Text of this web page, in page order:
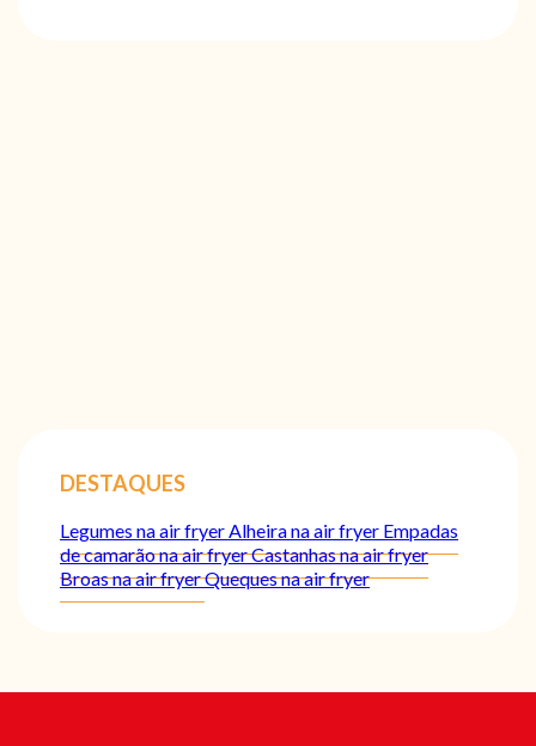
DESTAQUES
Legumes na air fryerAlheira na air fryer Empadas
de camarão na air fryerCastanhas na air fryer
Broas na air fryerQueques na air fryer